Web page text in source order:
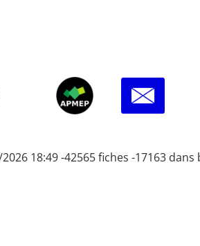
18:49 -42565 fiches -17163